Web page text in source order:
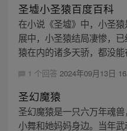
圣墟小圣猿百度百科
在小说《圣墟》中，小圣
展中，小圣猿结局凄惨，
猿在内的诸多天骄，都没能
1 个回答 2024年09月13日
圣幻魔猿
圣幻魔猿是一只六万年魂
小舞和她妈妈身边。当年